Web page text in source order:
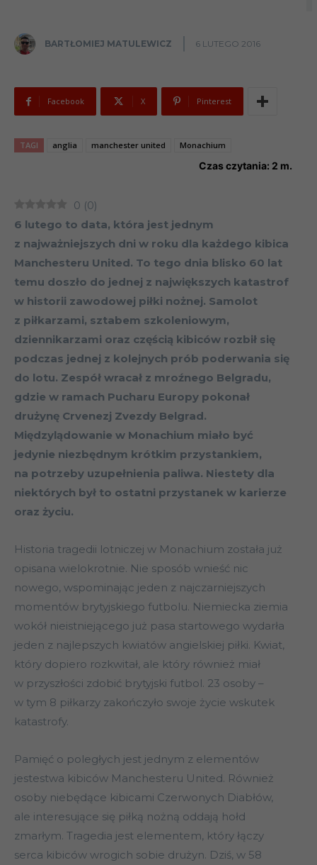
BARTŁOMIEJ MATULEWICZ 6 LUTEGO 2016
Facebook X Pinterest
TAGI anglia manchester united Monachium
Czas czytania: 2 m.
0 (0)
6 lutego to data, która jest jednym
z najważniejszych dni w roku dla każdego kibica
Manchesteru United. To tego dnia blisko 60 lat
temu doszło do jednej z największych katastrof
w historii zawodowej piłki nożnej. Samolot
z piłkarzami, sztabem szkoleniowym,
dziennikarzami oraz częścią kibiców rozbił się
podczas jednej z kolejnych prób poderwania się
do lotu. Zespół wracał z mroźnego Belgradu,
gdzie w ramach Pucharu Europy pokonał
drużynę Crvenezj Zvezdy Belgrad.
Międzylądowanie w Monachium miało być
jedynie niezbędnym krótkim przystankiem,
na potrzeby uzupełnienia paliwa. Niestety dla
niektórych był to ostatni przystanek w karierze
oraz życiu.
Historia tragedii lotniczej w Monachium została już
opisana wielokrotnie. Nie sposób wnieść nic
nowego, wspominając jeden z najczarniejszych
momentów brytyjskiego futbolu. Niemiecka ziemia
wokół nieistniejącego już pasa startowego wydarła
jeden z najlepszych kwiatów angielskiej piłki. Kwiat,
który dopiero rozkwitał, ale który również miał
w przyszłości zdobić brytyjski futbol. 23 osoby –
w tym 8 piłkarzy zakończyło swoje życie wskutek
katastrofy.
Pamięć o poległych jest jednym z elementów
jestestwa kibiców Manchesteru United. Również
osoby niebędące kibicami Czerwonych Diabłów,
ale interesujące się piłką nożną oddają hołd
zmarłym. Tragedia jest elementem, który łączy
serca kibiców wrogich sobie drużyn. Dziś, w 58